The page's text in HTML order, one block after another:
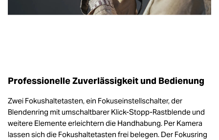
Professionelle Zuverlässigkeit und Bedienung
Zwei Fokushaltetasten, ein Fokuseinstellschalter, der
Blendenring mit umschaltbarer Klick-Stopp-Rastblende und
weitere Elemente erleichtern die Handhabung. Per Kamera
lassen sich die Fokushaltetasten frei belegen. Der Fokusring